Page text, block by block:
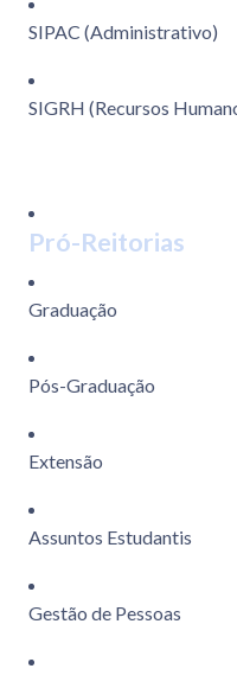
SIPAC (Administrativo)
SIGRH (Recursos
Pró-Reitorias
Graduação
Pós-Graduação
Extensão
Assuntos Estudantis
Gestão de Pessoas